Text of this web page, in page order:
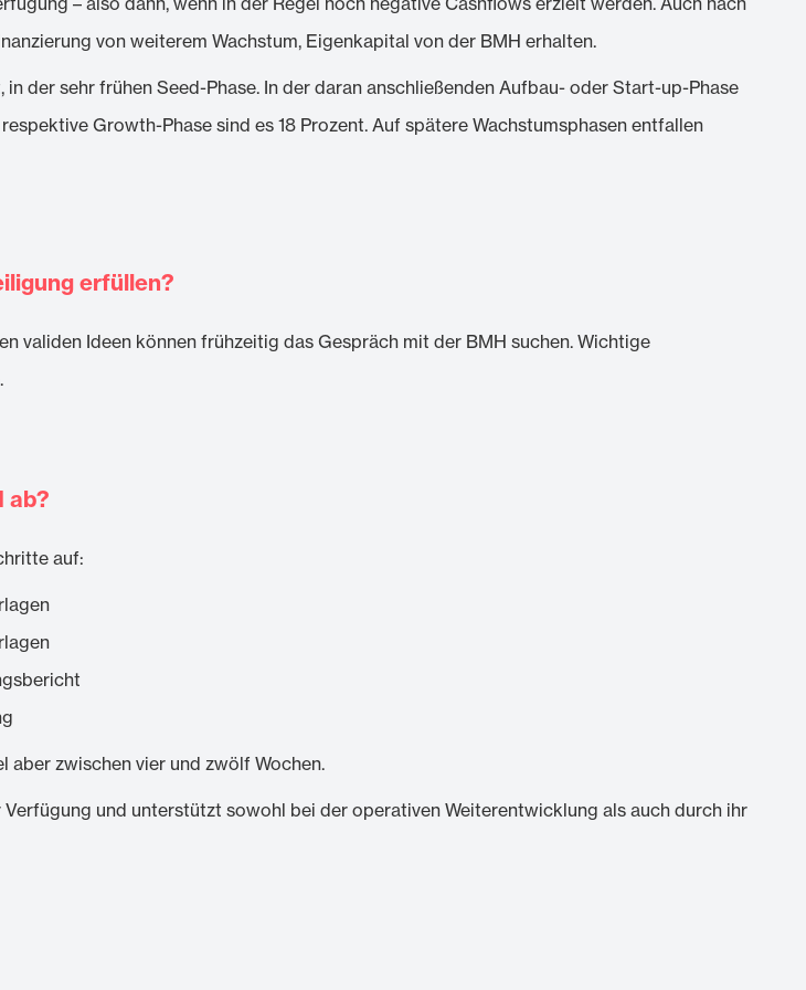
von weiterem Wachstum, Eigenkapital von der BMH erhalten.
der sehr frühen Seed-Phase. In der daran anschließenden Aufbau- oder Start-up-Phase
Growth-Phase sind es 18 Prozent. Auf spätere Wachstumsphasen entfallen
erfüllen?
validen Ideen können frühzeitig das Gespräch mit der BMH suchen. Wichtige
ab?
auf:
aber zwischen vier und zwölf Wochen.
und unterstützt sowohl bei der operativen Weiterentwicklung als auch durch ihr